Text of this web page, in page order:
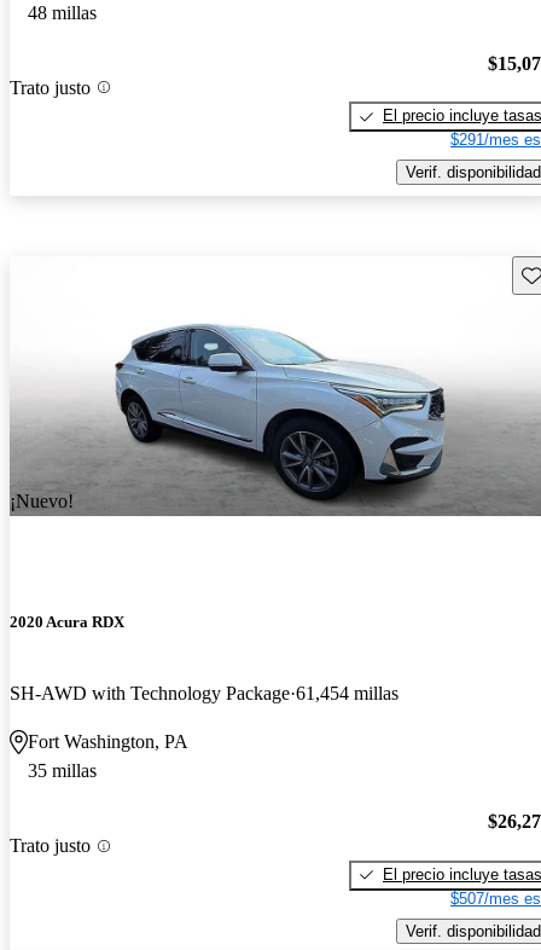
48 millas
Trato justo
El precio incluye tasas
$291/mes
Verif. disponibilidad
¡Nuevo!
2020 Acura RDX
SH-AWD with Technology Package 61,454 millas
Fort Washington, PA
35 millas
Trato justo
El precio incluye tasas
$507/mes
Verif. disponibilidad